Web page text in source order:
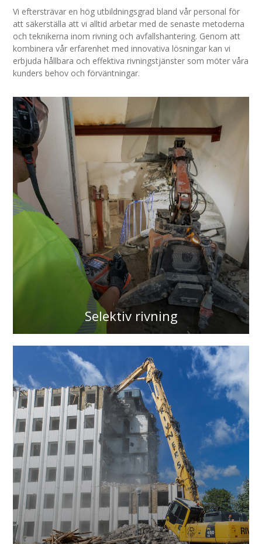
Vi eftersträvar en hög utbildningsgrad bland vår personal för
att säkerställa att vi alltid arbetar med de senaste metoderna
och teknikerna inom rivning och avfallshantering. Genom att
kombinera vår erfarenhet med innovativa lösningar kan vi
erbjuda hållbara och effektiva rivningstjänster som möter våra
kunders behov och förväntningar.
Selektiv rivning